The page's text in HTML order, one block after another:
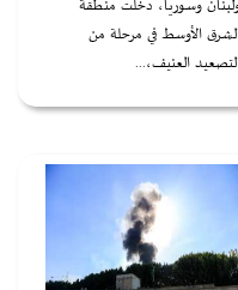
وسوريا، دخلت منطقة
الأوسط في مرحلة من
العنيف،...